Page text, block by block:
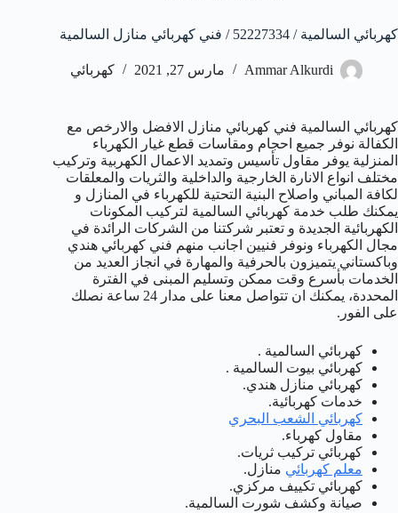
كهربائي السالمية / 52227334 / فني كهربائي منازل السالمية
Ammar Alkurdi مارس 27, 2021 كهربائي
كهربائي السالمية فني كهربائي منازل الافضل والارخص مع
الكفالة نوفر جميع احجام ومقاسات قطع غيار الكهرباء
المنزلية يوفر مقاول تأسيس وتمديد الاعمال الكهربية وتركيب
مختلف انواع الانارة الخارجية والداخلية والثريات والمعلقات
لكافة المباني واصلاح البنية التحتية للكهرباء في المنازل و
يمكنك طلب خدمة كهربائي السالمية لتركيب المكونات
الكهربائية الجديدة و تعتبر شركتنا من الشركات الرائدة في
مجال الكهرباء ونوفر فنيين اجانب منهم فني كهربائي هندي
وباكستاني يتميزون بالحرفية والمهارة في انجاز العديد من
الخدمات بأسرع وقت ممكن وتسليم المبنى في الفترة
المحددة، يمكنك ان تتواصل معنا على مدار 24 ساعة نصلك
على الفور.
كهربائي السالمية .
كهربائي بيوت السالمية .
كهربائي منازل هندي.
خدمات كهربائية.
كهربائي الشعب البحري
مقاول كهرباء.
كهربائي تركيب ثريات.
معلم كهربائي منازل.
كهربائي تكييف مركزي.
صيانة وكشف شورت السالمية.